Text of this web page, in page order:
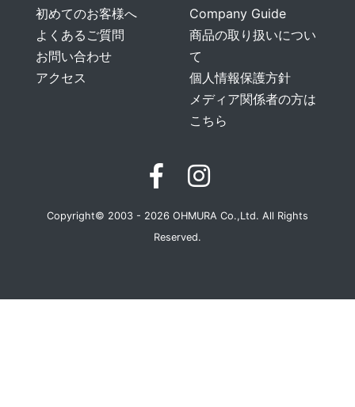
初めてのお客様へ
よくあるご質問
お問い合わせ
アクセス
Company Guide
商品の取り扱いについ
て
個人情報保護方針
メディア関係者の方は
こちら
Copyright© 2003 - 2026 OHMURA Co.,Ltd. All Rights
Reserved.